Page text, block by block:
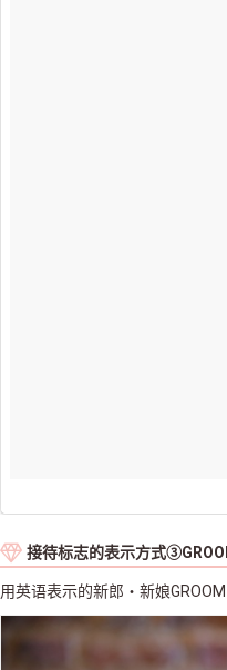
接待标志的表示方式
用英语表示的新郎・新娘